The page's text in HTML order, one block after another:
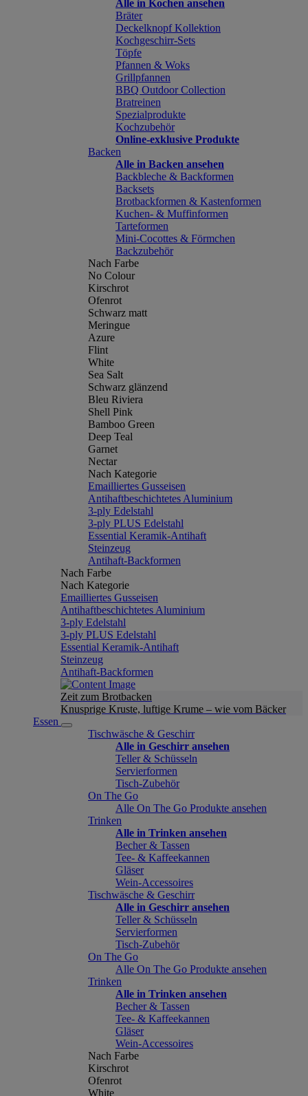
Alle in Kochen ansehen
Bräter
Deckelknopf Kollektion
Kochgeschirr-Sets
Töpfe
Pfannen & Woks
Grillpfannen
BBQ Outdoor Collection
Bratreinen
Spezialprodukte
Kochzubehör
Online-exklusive Produkte
Backen
Alle in Backen ansehen
Backbleche & Backformen
Backsets
Brotbackformen & Kastenformen
Kuchen- & Muffinformen
Tarteformen
Mini-Cocottes & Förmchen
Backzubehör
Nach Farbe
No Colour
Kirschrot
Ofenrot
Schwarz matt
Meringue
Azure
Flint
White
Sea Salt
Schwarz glänzend
Bleu Riviera
Shell Pink
Bamboo Green
Deep Teal
Garnet
Nectar
Nach Kategorie
Emailliertes Gusseisen
Antihaftbeschichtetes Aluminium
3-ply Edelstahl
3-ply PLUS Edelstahl
Essential Keramik-Antihaft
Steinzeug
Antihaft-Backformen
Nach Farbe
Nach Kategorie
Emailliertes Gusseisen
Antihaftbeschichtetes Aluminium
3-ply Edelstahl
3-ply PLUS Edelstahl
Essential Keramik-Antihaft
Steinzeug
Antihaft-Backformen
Zeit zum Brotbacken
Knusprige Kruste, luftige Krume – wie vom Bäcker
Essen
Tischwäsche & Geschirr
Alle in Geschirr ansehen
Teller & Schüsseln
Servierformen
Tisch-Zubehör
On The Go
Alle On The Go Produkte ansehen
Trinken
Alle in Trinken ansehen
Becher & Tassen
Tee- & Kaffeekannen
Gläser
Wein-Accessoires
Tischwäsche & Geschirr
Alle in Geschirr ansehen
Teller & Schüsseln
Servierformen
Tisch-Zubehör
On The Go
Alle On The Go Produkte ansehen
Trinken
Alle in Trinken ansehen
Becher & Tassen
Tee- & Kaffeekannen
Gläser
Wein-Accessoires
Nach Farbe
Kirschrot
Ofenrot
White